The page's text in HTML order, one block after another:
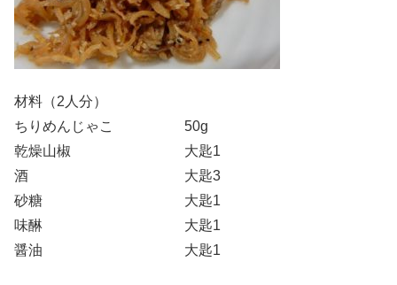
材料（2人分）
ちりめんじゃこ 50g
乾燥山椒 大匙1
酒 大匙3
砂糖 大匙1
味醂 大匙1
醤油 大匙1